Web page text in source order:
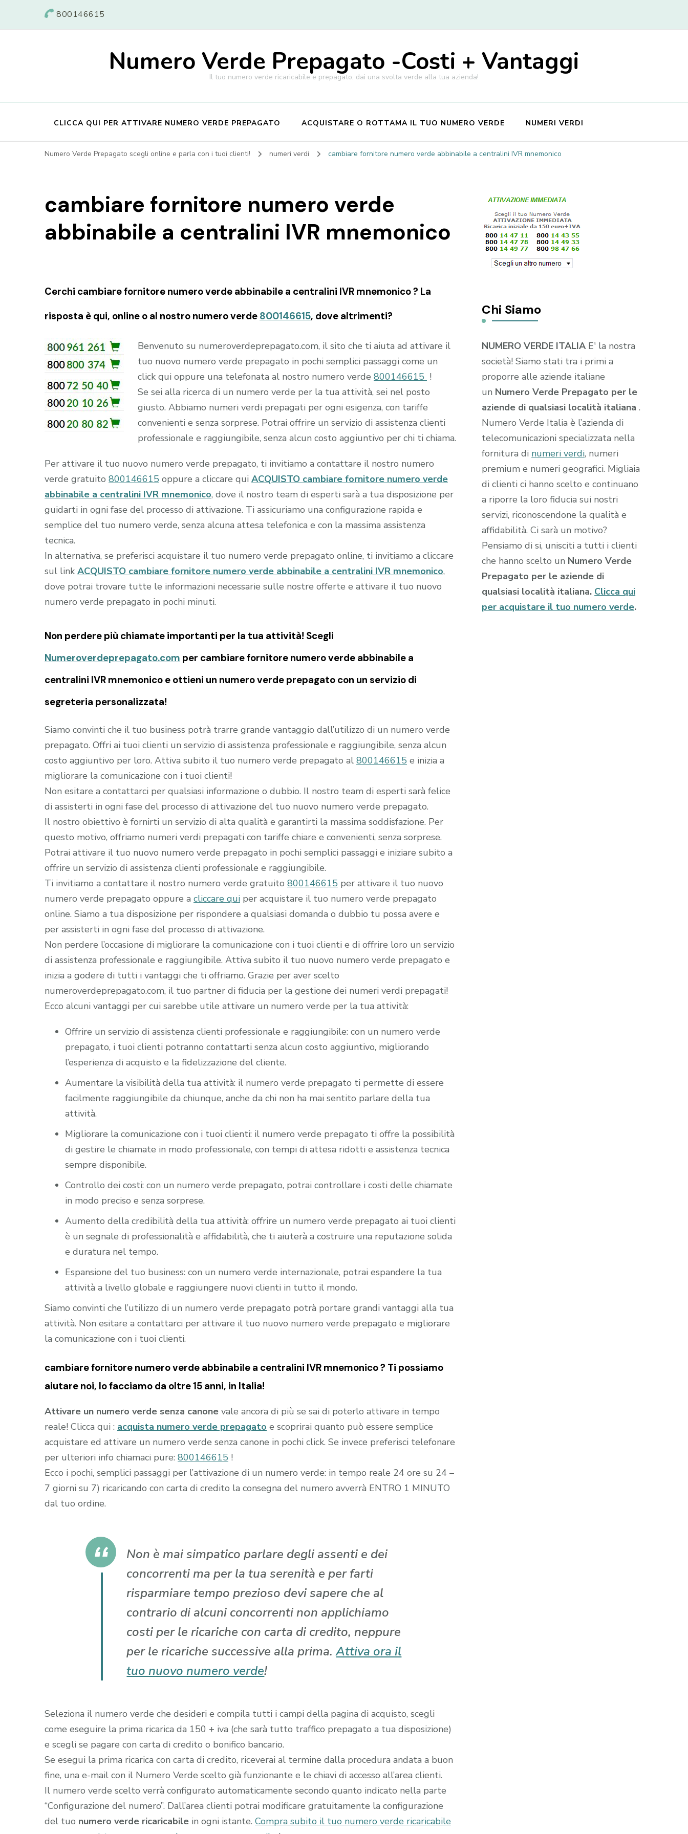
800146615
Numero Verde Prepagato -Costi + Vantaggi
Il tuo numero verde ricaricabile e prepagato, dai una svolta verde alla tua azienda!
CLICCA QUI PER ATTIVARE NUMERO VERDE PREPAGATO ACQUISTARE O ROTTAMA IL TUO NUMERO VERDE NUMERI VERDI
Numero Verde Prepagato scegli online e parla con i tuoi clienti! numeri verdi cambiare fornitore numero verde abbinabile a centralini IVR mnemonico
cambiare fornitore numero verde
abbinabile a centralini IVR mnemonico
Cerchi cambiare fornitore numero verde abbinabile a centralini IVR mnemonico ? La
risposta è qui, online o al nostro numero verde 800146615, dove altrimenti?
Benvenuto su numeroverdeprepagato.com, il sito che ti aiuta ad attivare il
tuo nuovo numero verde prepagato in pochi semplici passaggi come un
click qui oppure una telefonata al nostro numero verde 800146615 !
Se sei alla ricerca di un numero verde per la tua attività, sei nel posto
giusto. Abbiamo numeri verdi prepagati per ogni esigenza, con tariffe
convenienti e senza sorprese. Potrai offrire un servizio di assistenza clienti
professionale e raggiungibile, senza alcun costo aggiuntivo per chi ti chiama.
Per attivare il tuo nuovo numero verde prepagato, ti invitiamo a contattare il nostro numero
verde gratuito 800146615 oppure a cliccare qui ACQUISTO cambiare fornitore numero verde
abbinabile a centralini IVR mnemonico, dove il nostro team di esperti sarà a tua disposizione per
guidarti in ogni fase del processo di attivazione. Ti assicuriamo una configurazione rapida e
semplice del tuo numero verde, senza alcuna attesa telefonica e con la massima assistenza
tecnica.
In alternativa, se preferisci acquistare il tuo numero verde prepagato online, ti invitiamo a cliccare
sul link ACQUISTO cambiare fornitore numero verde abbinabile a centralini IVR mnemonico,
dove potrai trovare tutte le informazioni necessarie sulle nostre offerte e attivare il tuo nuovo
numero verde prepagato in pochi minuti.
Non perdere più chiamate importanti per la tua attività! Scegli
Numeroverdeprepagato.com per cambiare fornitore numero verde abbinabile a
centralini IVR mnemonico e ottieni un numero verde prepagato con un servizio di
segreteria personalizzata!
Siamo convinti che il tuo business potrà trarre grande vantaggio dall’utilizzo di un numero verde
prepagato. Offri ai tuoi clienti un servizio di assistenza professionale e raggiungibile, senza alcun
costo aggiuntivo per loro. Attiva subito il tuo numero verde prepagato al 800146615 e inizia a
migliorare la comunicazione con i tuoi clienti!
Non esitare a contattarci per qualsiasi informazione o dubbio. Il nostro team di esperti sarà felice
di assisterti in ogni fase del processo di attivazione del tuo nuovo numero verde prepagato.
Il nostro obiettivo è fornirti un servizio di alta qualità e garantirti la massima soddisfazione. Per
questo motivo, offriamo numeri verdi prepagati con tariffe chiare e convenienti, senza sorprese.
Potrai attivare il tuo nuovo numero verde prepagato in pochi semplici passaggi e iniziare subito a
offrire un servizio di assistenza clienti professionale e raggiungibile.
Ti invitiamo a contattare il nostro numero verde gratuito 800146615 per attivare il tuo nuovo
numero verde prepagato oppure a cliccare qui per acquistare il tuo numero verde prepagato
online. Siamo a tua disposizione per rispondere a qualsiasi domanda o dubbio tu possa avere e
per assisterti in ogni fase del processo di attivazione.
Non perdere l’occasione di migliorare la comunicazione con i tuoi clienti e di offrire loro un servizio
di assistenza professionale e raggiungibile. Attiva subito il tuo nuovo numero verde prepagato e
inizia a godere di tutti i vantaggi che ti offriamo. Grazie per aver scelto
numeroverdeprepagato.com, il tuo partner di fiducia per la gestione dei numeri verdi prepagati!
Ecco alcuni vantaggi per cui sarebbe utile attivare un numero verde per la tua attività:
Offrire un servizio di assistenza clienti professionale e raggiungibile: con un numero verde
prepagato, i tuoi clienti potranno contattarti senza alcun costo aggiuntivo, migliorando
l’esperienza di acquisto e la fidelizzazione del cliente.
Aumentare la visibilità della tua attività: il numero verde prepagato ti permette di essere
facilmente raggiungibile da chiunque, anche da chi non ha mai sentito parlare della tua
attività.
Migliorare la comunicazione con i tuoi clienti: il numero verde prepagato ti offre la possibilità
di gestire le chiamate in modo professionale, con tempi di attesa ridotti e assistenza tecnica
sempre disponibile.
Controllo dei costi: con un numero verde prepagato, potrai controllare i costi delle chiamate
in modo preciso e senza sorprese.
Aumento della credibilità della tua attività: offrire un numero verde prepagato ai tuoi clienti
è un segnale di professionalità e affidabilità, che ti aiuterà a costruire una reputazione solida
e duratura nel tempo.
Espansione del tuo business: con un numero verde internazionale, potrai espandere la tua
attività a livello globale e raggiungere nuovi clienti in tutto il mondo.
Siamo convinti che l’utilizzo di un numero verde prepagato potrà portare grandi vantaggi alla tua
attività. Non esitare a contattarci per attivare il tuo nuovo numero verde prepagato e migliorare
la comunicazione con i tuoi clienti.
cambiare fornitore numero verde abbinabile a centralini IVR mnemonico ? Ti possiamo
aiutare noi, lo facciamo da oltre 15 anni, in Italia!
Attivare un numero verde senza canone vale ancora di più se sai di poterlo attivare in tempo
reale! Clicca qui : acquista numero verde prepagato e scoprirai quanto può essere semplice
acquistare ed attivare un numero verde senza canone in pochi click. Se invece preferisci telefonare
per ulteriori info chiamaci pure: 800146615 !
Ecco i pochi, semplici passaggi per l’attivazione di un numero verde: in tempo reale 24 ore su 24 –
7 giorni su 7) ricaricando con carta di credito la consegna del numero avverrà ENTRO 1 MINUTO
dal tuo ordine.
Non è mai simpatico parlare degli assenti e dei
concorrenti ma per la tua serenità e per farti
risparmiare tempo prezioso devi sapere che al
contrario di alcuni concorrenti non applichiamo
costi per le ricariche con carta di credito, neppure
per le ricariche successive alla prima.Attiva ora il
tuo nuovo numero verde!
Seleziona il numero verde che desideri e compila tutti i campi della pagina di acquisto, scegli
come eseguire la prima ricarica da 150 + iva (che sarà tutto traffico prepagato a tua disposizione)
e scegli se pagare con carta di credito o bonifico bancario.
Se esegui la prima ricarica con carta di credito, riceverai al termine dalla procedura andata a buon
fine, una e-mail con il Numero Verde scelto già funzionante e le chiavi di accesso all’area clienti.
Il numero verde scelto verrà configurato automaticamente secondo quanto indicato nella parte
“Configurazione del numero”. Dall’area clienti potrai modificare gratuitamente la configurazione
del tuo numero verde ricaricabile in ogni istante. Compra subito il tuo numero verde ricaricabile
Chi Siamo
NUMERO VERDE ITALIAE' la nostra
società! Siamo stati tra i primi a
proporre alle aziende italiane
un Numero Verde Prepagato per le
aziende di qualsiasi località italiana.
Numero Verde Italia è l’azienda di
telecomunicazioni specializzata nella
fornitura di numeri verdi, numeri
premium e numeri geografici. Migliaia
di clienti ci hanno scelto e continuano
a riporre la loro fiducia sui nostri
servizi, riconoscendone la qualità e
affidabilità. Ci sarà un motivo?
Pensiamo di si, unisciti a tutti i clienti
che hanno scelto un Numero Verde
Prepagato per le aziende di
qualsiasi località italiana. Clicca qui
per acquistare il tuo numero verde.